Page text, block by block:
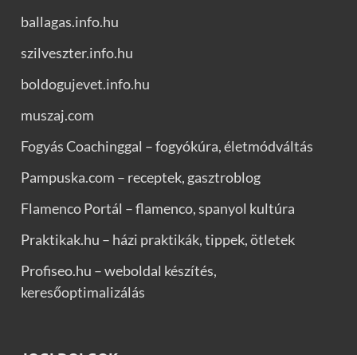
ballagas.info.hu
szilveszter.info.hu
boldogujevet.info.hu
muszaj.com
Fogyás Coachinggal – fogyókúra, életmódváltás
Pampuska.com – receptek, gasztroblog
Flamenco Portál – flamenco, spanyol kultúra
Praktikak.hu – házi praktikák, tippek, ötletek
Profiseo.hu – weboldal készítés,
keresőoptimalizálás